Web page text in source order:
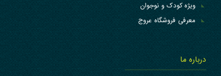
ویژه کودک و نوجوان
معرفی فروشگاه عروج
درباره ما